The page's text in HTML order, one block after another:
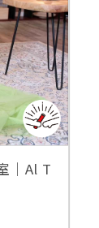
｜Al T